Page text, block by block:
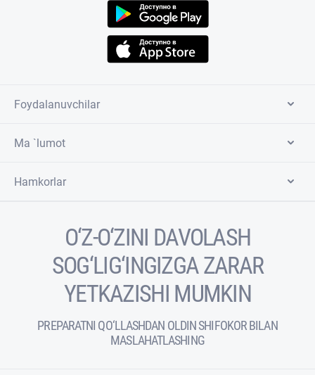
Foydalanuvchilar
Ma `lumot
Hamkorlar
O‘Z-O‘ZINI DAVOLASH
SOG‘LIG‘INGIZGA ZARAR
YETKAZISHI MUMKIN
PREPARATNI QO‘LLASHDAN OLDIN SHIFOKOR BILAN
MASLAHATLASHING